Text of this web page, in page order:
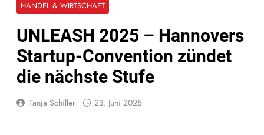
HANDEL & WIRTSCHAFT
UNLEASH 2025 – Hannovers
Startup-Convention zündet
die nächste Stufe
Tanja Schiller 23. Juni 2025